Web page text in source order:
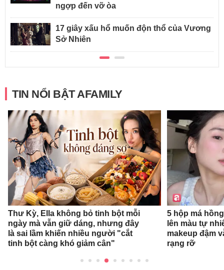
ngợp đến vỡ òa
17 giây xấu hổ muốn độn thổ của Vương
Sở Nhiên
TIN NỔI BẬT AFAMILY
Thư Kỳ, Ella không bỏ tinh bột mỗi
ngày mà vẫn giữ dáng, nhưng đây
là sai lầm khiến nhiều người "cắt
tinh bột càng khó giảm cân"
5 hộp má
lên màu tự
makeup đậm
rạng rỡ